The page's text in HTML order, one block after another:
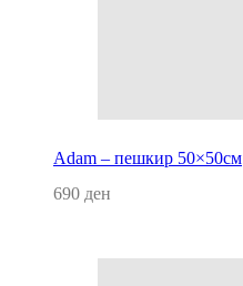
Adam – пешкир 50×50см
690 ден